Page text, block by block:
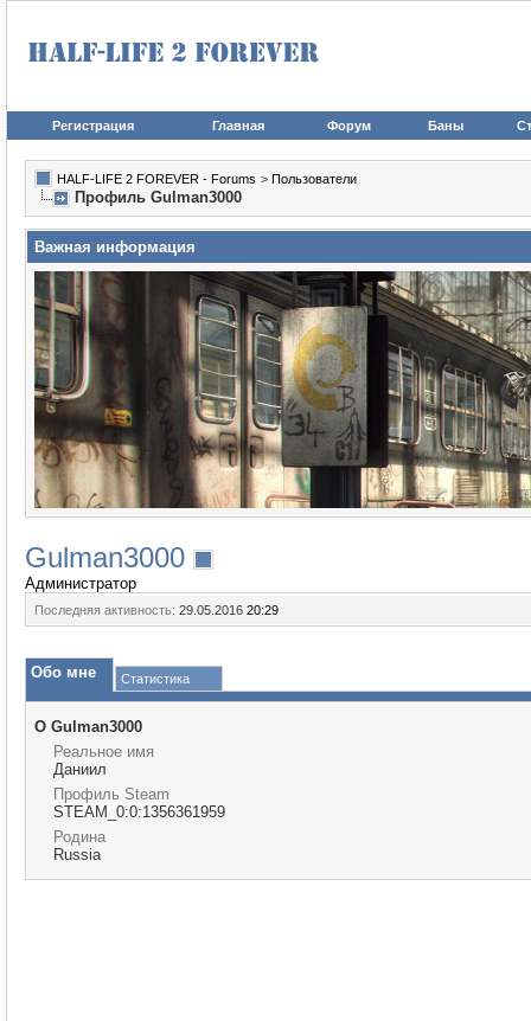
Регистрация Главная Форум Баны
HALF-LIFE 2 FOREVER - Forums > Пользователи
Профиль Gulman3000
Важная информация
Gulman3000
Администратор
Последняя активность: 29.05.2016 20:29
Обо мне Статистика
О Gulman3000
Реальное имя
Даниил
Профиль Steam
STEAM_0:0:1356361959
Родина
Russia